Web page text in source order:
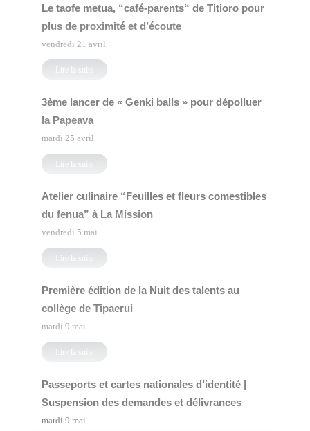
Le taofe metua, “café-parents“ de Titioro pour
plus de proximité et d’écoute
vendredi 21 avril
Lire la suite
3ème lancer de « Genki balls » pour dépolluer
la Papeava
mardi 25 avril
Lire la suite
Atelier culinaire “Feuilles et fleurs comestibles
du fenua” à La Mission
vendredi 5 mai
Lire la suite
Première édition de la Nuit des talents au
collège de Tipaerui
mardi 9 mai
Lire la suite
Passeports et cartes nationales d’identité |
Suspension des demandes et délivrances
mardi 9 mai